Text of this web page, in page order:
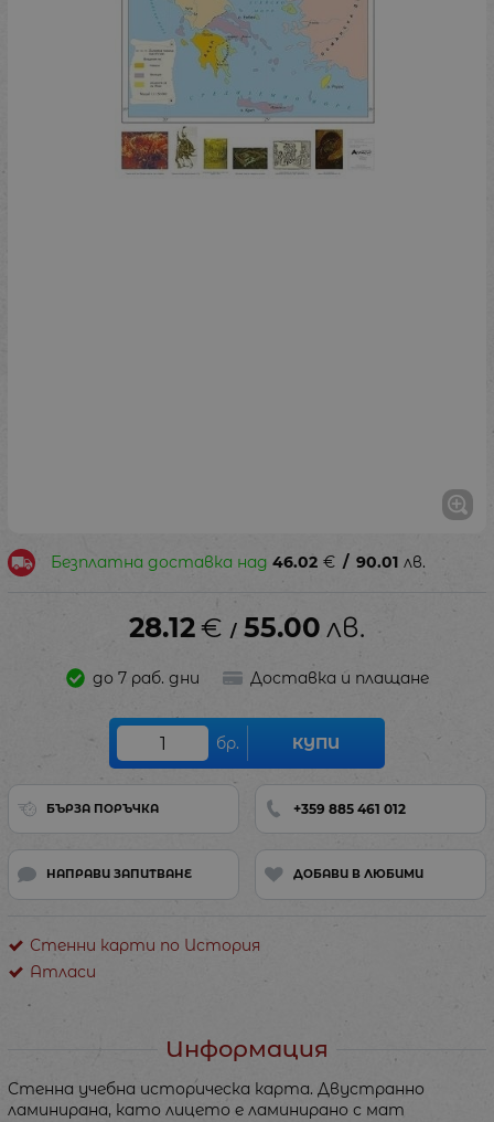
Безплатна доставка над 46.02 € / 90.01 лв.
28.12€ / 55.00 лв.
до 7 раб. дни Доставка и плащане
бр. КУПИ
БЪРЗА ПОРЪЧКА +359 885 461 012
НАПРАВИ ЗАПИТВАНЕ ДОБАВИ В ЛЮБИМИ
Стенни карти по История
Атласи
Информация
Стенна учебна историческа карта. Двустранно
ламинирана, като лицето е ламинирано с мат